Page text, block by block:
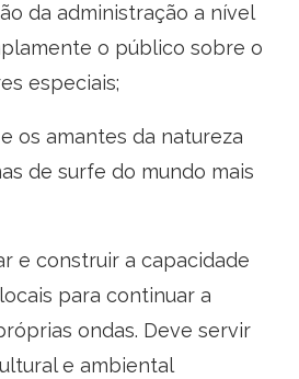
da administração a nível
o público sobre o
especiais;
os amantes da natureza
de surfe do mundo mais
e construir a capacidade
para continuar a
ondas. Deve servir
e ambiental